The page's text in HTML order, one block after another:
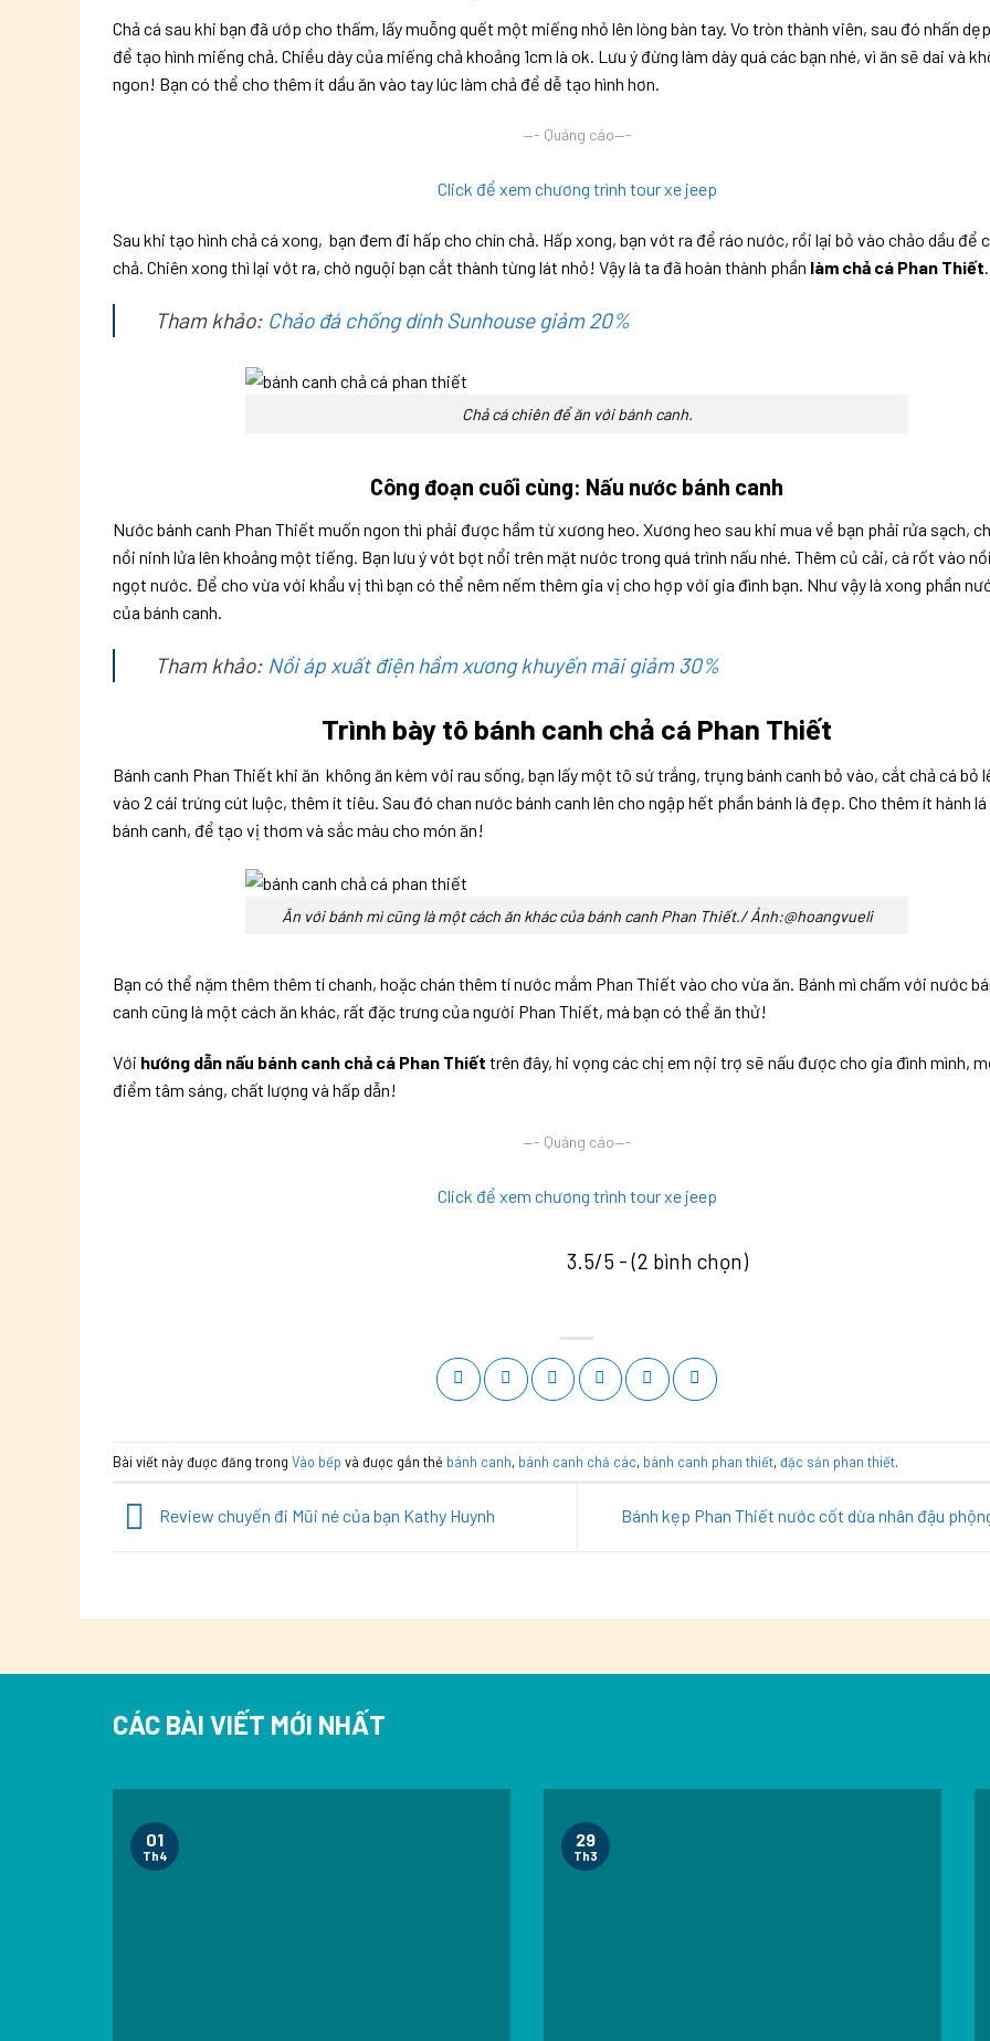
Chả cá sau khi bạn đã ướp cho thấm, lấy muỗng quết một miếng nhỏ lên lòng bàn tay. Vo tròn thành viên, sau đó nhấn
để tạo hình miếng chả. Chiều dày của miếng chả khoảng 1cm là ok. Lưu ý đừng làm dày quá các bạn nhé, vì ăn sẽ dai và
ngon! Bạn có thể cho thêm ít dầu ăn vào tay lúc làm chả để dễ tạo hình hơn.
—- Quảng cáo—-
Click để xem chương trình tour xe jeep
Sau khi tạo hình chả cá xong, bạn đem đi hấp cho chín chả. Hấp xong, bạn vớt ra để ráo nước, rồi lại bỏ vào chảo dầu để
chả. Chiên xong thì lại vớt ra, chờ nguội bạn cắt thành từng lát nhỏ! Vậy là ta đã hoàn thành phần làm chả cá Phan Thiết.
Tham khảo: Chảo đá chống dính Sunhouse giảm 20%
Chả cá chiên để ăn với bánh canh.
Công đoạn cuối cùng: Nấu nước bánh canh
Nước bánh canh Phan Thiết muốn ngon thì phải được hầm từ xương heo. Xương heo sau khi mua về bạn phải rửa sạch,
nồi ninh lửa lên khoảng một tiếng. Bạn lưu ý vớt bợt nổi trên mặt nước trong quá trình nấu nhé. Thêm củ cải, cà rốt vào
ngọt nước. Để cho vừa với khẩu vị thì bạn có thể nêm nếm thêm gia vị cho hợp với gia đình bạn. Như vậy là xong phần
của bánh canh.
Tham khảo: Nồi áp xuất điện hầm xương khuyến mãi giảm 30%
Trình bày tô bánh canh chả cá Phan Thiết
Bánh canh Phan Thiết khi ăn không ăn kèm với rau sống, bạn lấy một tô sứ trắng, trụng bánh canh bỏ vào, cắt chả cá bỏ
vào 2 cái trứng cút luộc, thêm ít tiêu. Sau đó chan nước bánh canh lên cho ngập hết phần bánh là đẹp. Cho thêm ít hành
bánh canh, để tạo vị thơm và sắc màu cho món ăn!
Ăn với bánh mì cũng là một cách ăn khác của bánh canh Phan Thiết./ Ảnh:@hoangvueli
Bạn có thể nặm thêm thêm tí chanh, hoặc chán thêm tí nước mắm Phan Thiết vào cho vừa ăn. Bánh mì chấm với nước
canh cũng là một cách ăn khác, rất đặc trưng của người Phan Thiết, mà bạn có thể ăn thử!
Với hướng dẫn nấu bánh canh chả cá Phan Thiết trên đây, hi vọng các chị em nội trợ sẽ nấu được cho gia đình mình,
điểm tâm sáng, chất lượng và hấp dẫn!
—- Quảng cáo—-
Click để xem chương trình tour xe jeep
3.5/5 - (2 bình chọn)
Bài viết này được đăng trong Vào bếp và được gắn thẻ bánh canh, bánh canh chả các, bánh canh phan thiết,đặc sản phan thiết.
Review chuyến đi Mũi né của bạn Kathy Huynh Bánh kẹp Phan Thiết nước cốt dừa nhân đậu
CÁC BÀI VIẾT MỚI NHẤT
01
Th4
29
Th3